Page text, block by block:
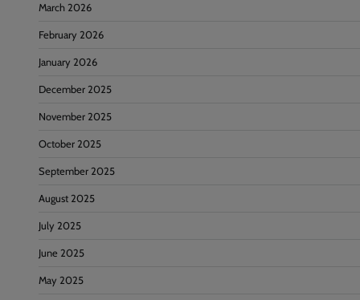
March 2026
February 2026
January 2026
December 2025
November 2025
October 2025
September 2025
August 2025
July 2025
June 2025
May 2025